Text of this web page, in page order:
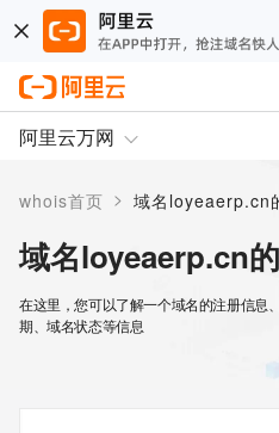
阿里云万网
whois首页 > 域名loyeaerp.cn
域名loyeaerp.cn
在这里，您可以了解一个域名的注册信息
期、域名状态等信息